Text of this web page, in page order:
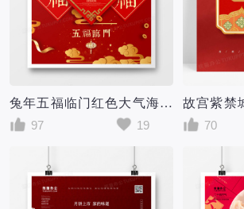
兔年五福临门红色大气海报
97
19
70